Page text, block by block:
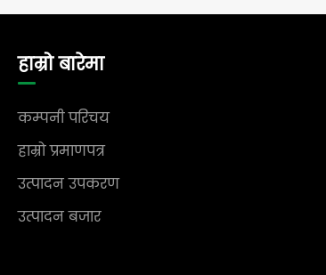
हाम्रो बारेमा
कम्पनी परिचय
हाम्रो प्रमाणपत्र
उत्पादन उपकरण
उत्पादन बजार